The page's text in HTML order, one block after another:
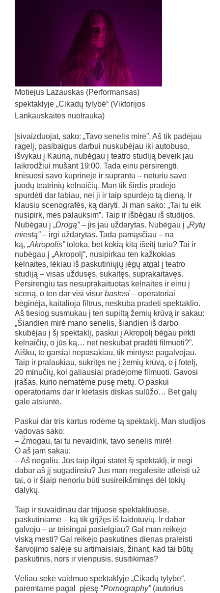
Motiejus Lazauskas (Performansas)
spektaklyje „Cikadų tylybė“ (Viktorijos
Lankauskaitės nuotrauka)
Įsivaizduojat, sako: „Tavo senelis mirė”. Aš tik padėjau
ragelį, pasibaigus darbui nuskubėjau iki autobuso,
išvykau į Kauną, nubėgau į teatro studiją beveik jau
laikrodžiui mušant 19:00. Tada einu persirengti,
knisuosi savo kuprinėje ir suprantu – neturiu savo
juodų teatrinių kelnaičių. Man tik širdis pradėjo
spurdėti dar labiau, nei ji ir taip spurdėjo tą dieną. Ir
klausiu scenografės, ką daryti. Ji man sako: „Tai tu eik
nusipirk, mes palauksim”. Taip ir išbėgau iš studijos.
Nubėgau į „Drogą”– jis jau uždarytas. Nubėgau į „Rytų
miestą”– irgi uždarytas. Tada pamąsčiau – na
ką, „Akropolis”toloka, bet kokią kitą išeitį turiu? Tai ir
nubėgau į „Akropolį“, nusipirkau ten kažkokias
kelnaites, lėkiau iš paskutiniųjų jėgų atgal į teatro
studiją – visas uždusęs, sukaitęs, suprakaitavęs.
Persirengiu tas nesuprakaituotas kelnaites ir einu į
sceną, o ten dar visi visur bastosi – operatoriai
bėginėja, kaitalioja filtrus, neskuba pradėti spektaklio.
Aš tiesiog susmukau į ten supiltą žemių krūvą ir sakau:
„Šiandien mirė mano senelis, šiandien iš darbo
skubėjau į šį spektaklį, paskui į Akropolį bėgau pirkti
kelnaičių, o jūs ką… net neskubat pradėti filmuoti?”.
Aišku, to garsiai nepasakiau, tik mintyse pagalvojau.
Taip ir pralaukiau, sukritęs ne į žemių krūvą, o į fotelį,
20 minučių, kol galiausiai pradėjome filmuoti. Gavosi
įrašas, kurio nematėme pusę metų. O paskui
operatoriams dar ir kietasis diskas sulūžo… Bet galų
gale atsiuntė.
Paskui dar tris kartus rodėme tą spektaklį. Man studijos
vadovas sako:
– Žmogau, tai tu nevaidink, tavo senelis mirė!
O aš jam sakau:
– Aš negaliu. Jūs taip ilgai statėt šį spektaklį, ir negi
dabar aš jį sugadinsiu? Jūs man negalėsite atleisti už
tai, o ir šiaip nenoriu būti susireikšminęs dėl tokių
dalykų.
Taip ir suvaidinau dar trijuose spektakliuose,
paskutiniame – ką tik grįžęs iš laidotuvių. Ir dabar
galvoju – ar teisingai pasielgiau? Gal man reikėjo
viską mesti? Gal reikėjo paskutines dienas praleisti
šarvojimo salėje su artimaisiais, žinant, kad tai būtų
paskutinis, nors ir vienpusis, susitikimas?
Vėliau sekė vaidmuo spektaklyje „Cikadų tylybė“,
paremtame pagal pjesę “Pornography”(autorius